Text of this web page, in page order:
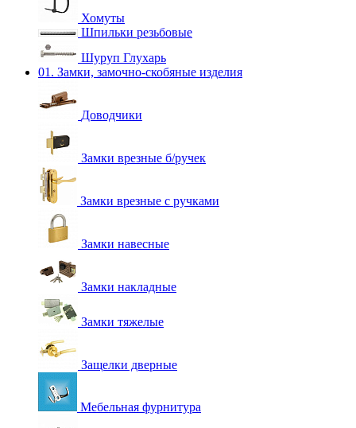
Хомуты
Шпильки резьбовые
Шуруп Глухарь
01. Замки, замочно-скобяные изделия
Доводчики
Замки врезные б/ручек
Замки врезные с ручками
Замки навесные
Замки накладные
Замки тяжелые
Защелки дверные
Мебельная фурнитура